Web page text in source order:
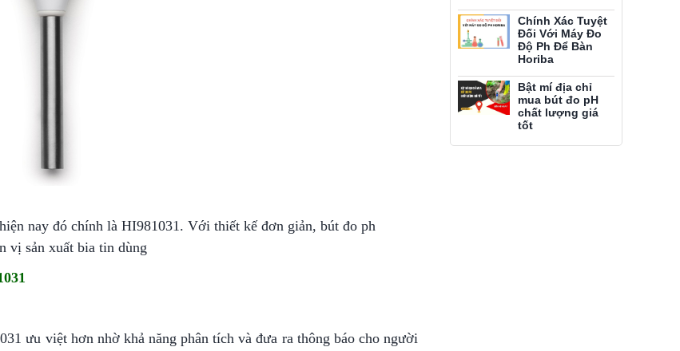
nay đó chính là HI981031. Với thiết kế đơn giản, bút đo ph
vị sản xuất bia tin dùng
ưu việt hơn nhờ khả năng phân tích và đưa ra thông báo cho người
Chính Xác Tuyệt
Đối Với Máy Đo
Độ Ph Để Bàn
Horiba
Bật mí địa chỉ
mua bút đo pH
chất lượng giá
tốt